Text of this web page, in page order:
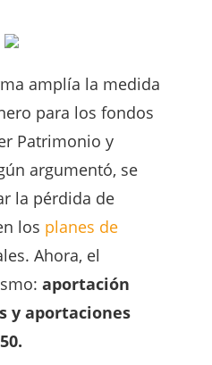
amplía la medida
para los fondos
Patrimonio y
argumentó, se
la pérdida de
los planes de
Ahora, el
aportación
y aportaciones